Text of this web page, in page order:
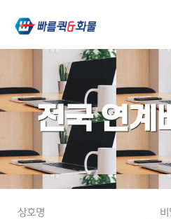
건너뛰기
전국 연계
상호명